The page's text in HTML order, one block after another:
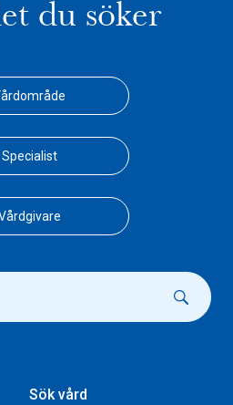
du söker
Specialist
Sök vård